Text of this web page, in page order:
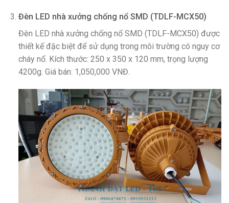
Đèn LED nhà xưởng chống nổ SMD (TDLF-MCX50)
Đèn LED nhà xưởng chống nổ SMD (TDLF-MCX50) được
thiết kế đặc biệt để sử dụng trong môi trường có nguy cơ
cháy nổ. Kích thước: 250 x 350 x 120 mm, trọng lượng
4200g. Giá bán: 1,050,000 VNĐ.